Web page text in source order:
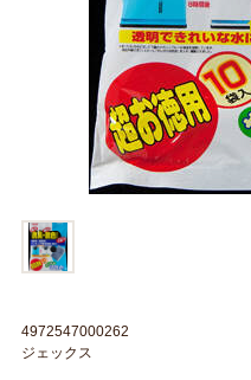
4972547000262
ジェックス